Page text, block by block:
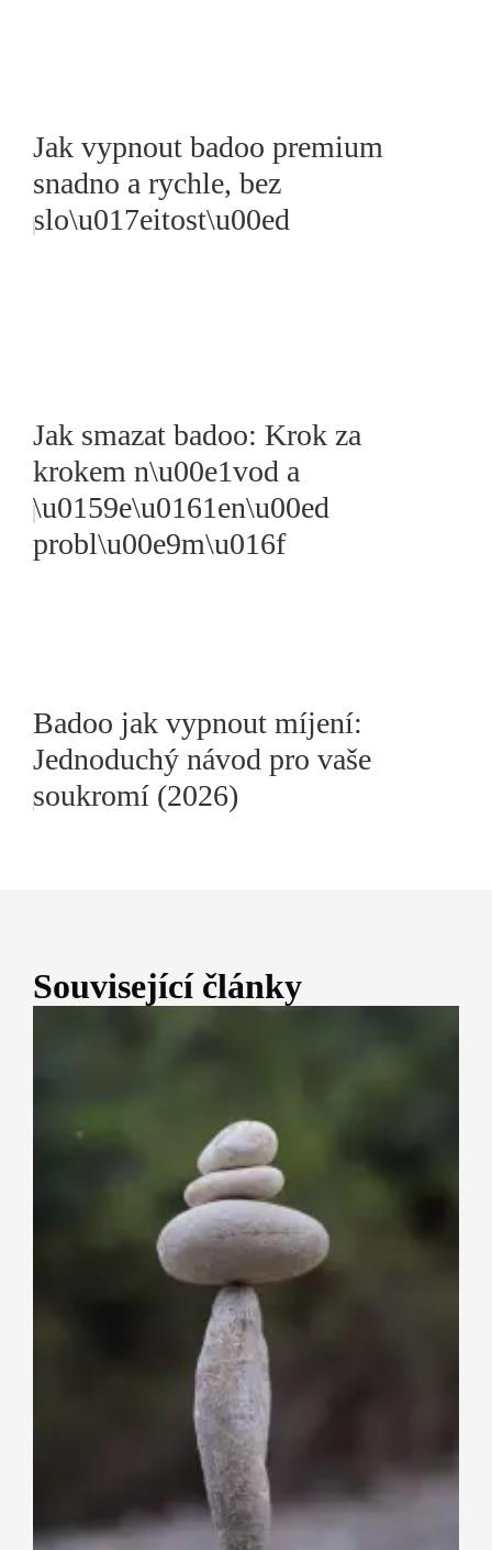
Jak vypnout badoo premium
snadno a rychle, bez
slo\u017eitost\u00ed
Jak smazat badoo: Krok za
krokem n\u00e1vod a
\u0159e\u0161en\u00ed
probl\u00e9m\u016f
Badoo jak vypnout míjení:
Jednoduchý návod pro vaše
soukromí (2026)
Související články